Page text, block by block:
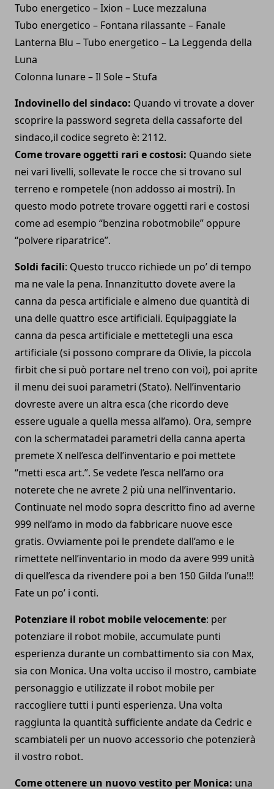
Tubo energetico – Ixion – Luce mezzaluna
Tubo energetico – Fontana rilassante – Fanale
Lanterna Blu – Tubo energetico – La Leggenda della
Luna
Colonna lunare – Il Sole – Stufa
Indovinello del sindaco: Quando vi trovate a dover
scoprire la password segreta della cassaforte del
sindaco,il codice segreto è: 2112.
Come trovare oggetti rari e costosi: Quando siete
nei vari livelli, sollevate le rocce che si trovano sul
terreno e rompetele (non addosso ai mostri). In
questo modo potrete trovare oggetti rari e costosi
come ad esempio “benzina robotmobile” oppure
“polvere riparatrice”.
Soldi facili: Questo trucco richiede un po’ di tempo
ma ne vale la pena. Innanzitutto dovete avere la
canna da pesca artificiale e almeno due quantità di
una delle quattro esce artificiali. Equipaggiate la
canna da pesca artificiale e mettetegli una esca
artificiale (si possono comprare da Olivie, la piccola
firbit che si può portare nel treno con voi), poi aprite
il menu dei suoi parametri (Stato). Nell’inventario
dovreste avere un altra esca (che ricordo deve
essere uguale a quella messa all’amo). Ora, sempre
con la schermatadei parametri della canna aperta
premete X nell’esca dell’inventario e poi mettete
“metti esca art.”. Se vedete l’esca nell’amo ora
noterete che ne avrete 2 più una nell’inventario.
Continuate nel modo sopra descritto fino ad averne
999 nell’amo in modo da fabbricare nuove esce
gratis. Ovviamente poi le prendete dall’amo e le
rimettete nell’inventario in modo da avere 999 unità
di quell’esca da rivendere poi a ben 150 Gilda l’una!!!
Fate un po’ i conti.
Potenziare il robot mobile velocemente: per
potenziare il robot mobile, accumulate punti
esperienza durante un combattimento sia con Max,
sia con Monica. Una volta ucciso il mostro, cambiate
personaggio e utilizzate il robot mobile per
raccogliere tutti i punti esperienza. Una volta
raggiunta la quantità sufficiente andate da Cedric e
scambiateli per un nuovo accessorio che potenzierà
il vostro robot.
Come ottenere un nuovo vestito per Monica: una